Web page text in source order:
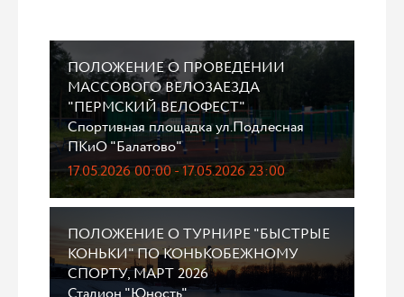
ПОЛОЖЕНИЕ О ПРОВЕДЕНИИ
МАССОВОГО ВЕЛОЗАЕЗДА
"ПЕРМСКИЙ ВЕЛОФЕСТ"
Спортивная площадка ул.Подлесная
ПКиО "Балатово"
17.05.2026 00:00 - 17.05.2026 23:00
ПОЛОЖЕНИЕ О ТУРНИРЕ "БЫСТРЫЕ
КОНЬКИ" ПО КОНЬКОБЕЖНОМУ
СПОРТУ, МАРТ 2026